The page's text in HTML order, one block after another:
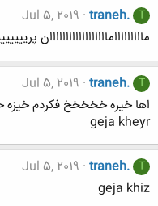
T
traneh.
Jul 5, 2019
ماااااااااماااااااااااااااااان
T
traneh.
Jul 5, 2019
اها خیره خخخخخ فکردم
geja kheyr
T
traneh.
Jul 5, 2019
geja khiz